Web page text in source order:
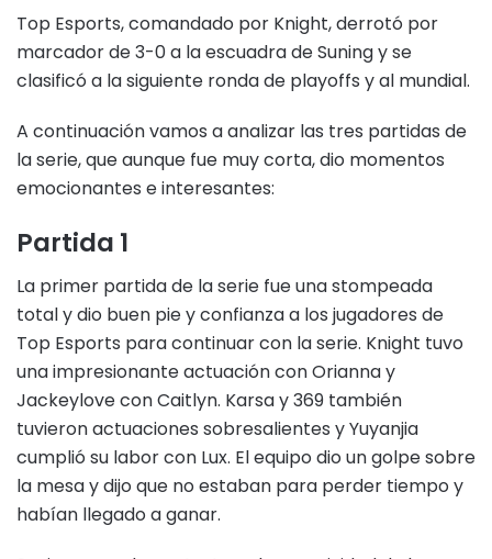
Top Esports, comandado por Knight, derrotó por
marcador de 3-0 a la escuadra de Suning y se
clasificó a la siguiente ronda de playoffs y al mundial.
A continuación vamos a analizar las tres partidas de
la serie, que aunque fue muy corta, dio momentos
emocionantes e interesantes:
Partida 1
La primer partida de la serie fue una stompeada
total y dio buen pie y confianza a los jugadores de
Top Esports para continuar con la serie. Knight tuvo
una impresionante actuación con Orianna y
Jackeylove con Caitlyn. Karsa y 369 también
tuvieron actuaciones sobresalientes y Yuyanjia
cumplió su labor con Lux. El equipo dio un golpe sobre
la mesa y dijo que no estaban para perder tiempo y
habían llegado a ganar.